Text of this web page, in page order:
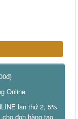
Online
lần thứ 2, 5%
đơn hàng tạo